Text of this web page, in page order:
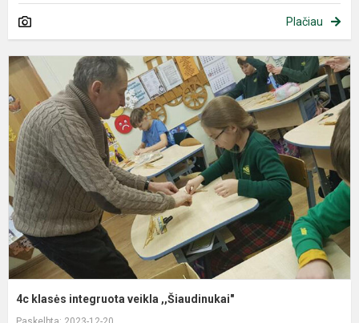
Plačiau
4c klasės integruota veikla ,,Šiaudinukai"